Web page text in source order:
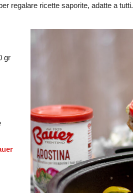
regalare ricette saporite, adatte a tutti.
gr